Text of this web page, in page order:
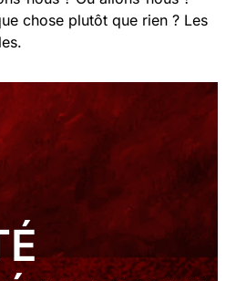
chose plutôt que rien ? Les